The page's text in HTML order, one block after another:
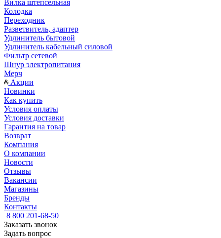
Вилка штепсельная
Колодка
Переходник
Разветвитель, адаптер
Удлинитель бытовой
Удлинитель кабельный силовой
Фильтр сетевой
Шнур электропитания
Мерч
Акции
Новинки
Как купить
Условия оплаты
Условия доставки
Гарантия на товар
Возврат
Компания
О компании
Новости
Отзывы
Вакансии
Магазины
Бренды
Контакты
8 800 201-68-50
Заказать звонок
Задать вопрос